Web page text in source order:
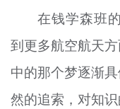
在钱学森班
到更多航空航天
中的那个梦逐渐
然的追索，对知